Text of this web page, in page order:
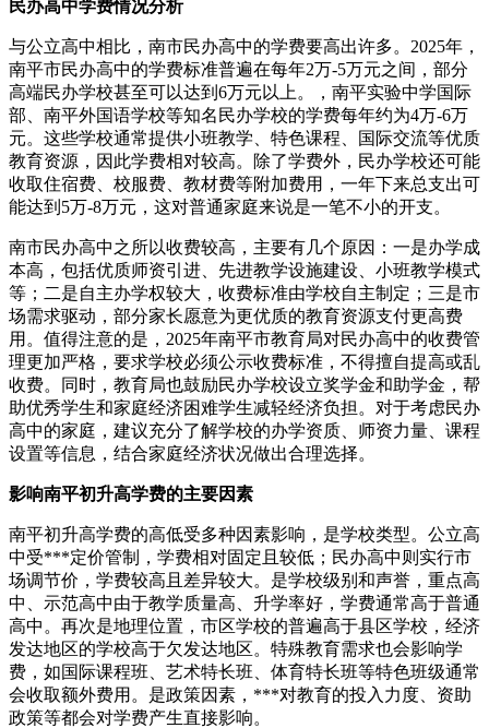
民办高中学费情况分析
与公立高中相比，南市民办高中的学费要高出许多。2025年，
南平市民办高中的学费标准普遍在每年2万-5万元之间，部分
高端民办学校甚至可以达到6万元以上。，南平实验中学国际
部、南平外国语学校等知名民办学校的学费每年约为4万-6万
元。这些学校通常提供小班教学、特色课程、国际交流等优质
教育资源，因此学费相对较高。除了学费外，民办学校还可能
收取住宿费、校服费、教材费等附加费用，一年下来总支出可
能达到5万-8万元，这对普通家庭来说是一笔不小的开支。
南市民办高中之所以收费较高，主要有几个原因：一是办学成
本高，包括优质师资引进、先进教学设施建设、小班教学模式
等；二是自主办学权较大，收费标准由学校自主制定；三是市
场需求驱动，部分家长愿意为更优质的教育资源支付更高费
用。值得注意的是，2025年南平市教育局对民办高中的收费管
理更加严格，要求学校必须公示收费标准，不得擅自提高或乱
收费。同时，教育局也鼓励民办学校设立奖学金和助学金，帮
助优秀学生和家庭经济困难学生减轻经济负担。对于考虑民办
高中的家庭，建议充分了解学校的办学资质、师资力量、课程
设置等信息，结合家庭经济状况做出合理选择。
影响南平初升高学费的主要因素
南平初升高学费的高低受多种因素影响，是学校类型。公立高
中受***定价管制，学费相对固定且较低；民办高中则实行市
场调节价，学费较高且差异较大。是学校级别和声誉，重点高
中、示范高中由于教学质量高、升学率好，学费通常高于普通
高中。再次是地理位置，市区学校的普遍高于县区学校，经济
发达地区的学校高于欠发达地区。特殊教育需求也会影响学
费，如国际课程班、艺术特长班、体育特长班等特色班级通常
会收取额外费用。是政策因素，***对教育的投入力度、资助
政策等都会对学费产生直接影响。